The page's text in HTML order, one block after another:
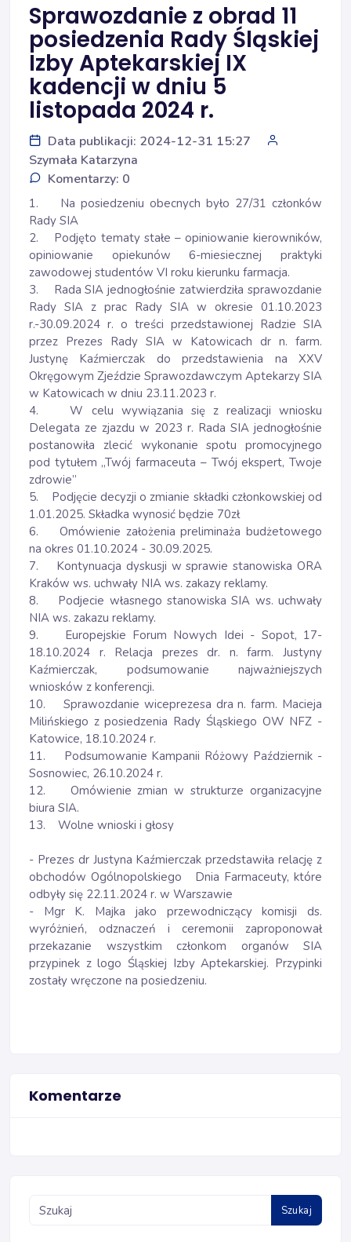
Sprawozdanie z obrad 11
posiedzenia Rady Śląskiej
Izby Aptekarskiej IX
kadencji w dniu 5
listopada 2024 r.
Data publikacji: 2024-12-31 15:27
Szymała Katarzyna
Komentarzy: 0
1. Na posiedzeniu obecnych było 27/31 członków
Rady SIA
2. Podjęto tematy stałe – opiniowanie kierowników,
opiniowanie opiekunów 6-miesiecznej praktyki
zawodowej studentów VI roku kierunku farmacja.
3. Rada SIA jednogłośnie zatwierdziła sprawozdanie
Rady SIA z prac Rady SIA w okresie 01.10.2023
r.-30.09.2024 r. o treści przedstawionej Radzie SIA
przez Prezes Rady SIA w Katowicach dr n. farm.
Justynę Kaźmierczak do przedstawienia na XXV
Okręgowym Zjeździe Sprawozdawczym Aptekarzy SIA
w Katowicach w dniu 23.11.2023 r.
4. W celu wywiązania się z realizacji wniosku
Delegata ze zjazdu w 2023 r. Rada SIA jednogłośnie
postanowiła zlecić wykonanie spotu promocyjnego
pod tytułem „Twój farmaceuta – Twój ekspert, Twoje
zdrowie”
5. Podjęcie decyzji o zmianie składki członkowskiej od
1.01.2025. Składka wynosić będzie 70zł
6. Omówienie założenia preliminaża budżetowego
na okres 01.10.2024 - 30.09.2025.
7. Kontynuacja dyskusji w sprawie stanowiska ORA
Kraków ws. uchwały NIA ws. zakazy reklamy.
8. Podjecie własnego stanowiska SIA ws. uchwały
NIA ws. zakazu reklamy.
9. Europejskie Forum Nowych Idei - Sopot, 17-
18.10.2024 r. Relacja prezes dr. n. farm. Justyny
Kaźmierczak, podsumowanie najważniejszych
wniosków z konferencji.
10. Sprawozdanie wiceprezesa dra n. farm. Macieja
Milińskiego z posiedzenia Rady Śląskiego OW NFZ -
Katowice, 18.10.2024 r.
11. Podsumowanie Kampanii Różowy Październik -
Sosnowiec, 26.10.2024 r.
12. Omówienie zmian w strukturze organizacyjne
biura SIA.
13. Wolne wnioski i głosy
- Prezes dr Justyna Kaźmierczak przedstawiła relację z
obchodów Ogólnopolskiego Dnia Farmaceuty, które
odbyły się 22.11.2024 r. w Warszawie
- Mgr K. Majka jako przewodniczący komisji ds.
wyróżnień, odznaczeń i ceremonii zaproponował
przekazanie wszystkim członkom organów SIA
przypinek z logo Śląskiej Izby Aptekarskiej. Przypinki
zostały wręczone na posiedzeniu.
Komentarze
Szukaj